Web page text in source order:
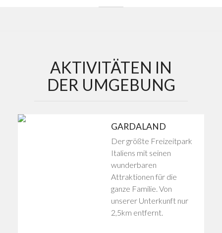
AKTIVITÄTEN IN
DER UMGEBUNG
GARDALAND
Der größte Freizeitpark
Italiens mit seinen
wunderbaren
Attraktionen für die
ganze Familie. Von
unserer Unterkunft nur
2,5km entfernt.